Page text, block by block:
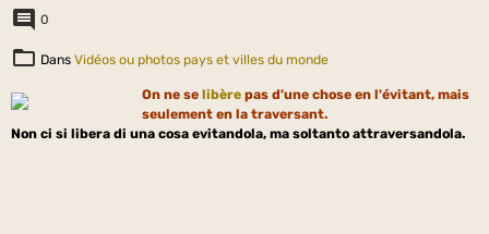
0
Dans Vidéos ou photos pays et villes du monde
On ne se libère pas d'une chose en l'évitant, mais
seulement en la traversant.
Non ci si libera di una cosa evitandola, ma soltanto attraversandola.